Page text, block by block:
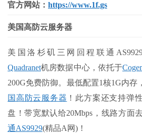
官方网站： https://www.1f.gs
美国高防云服务器
美国洛杉矶三网回程联通
Quadranet机房数据中心，依托于
200G免费防御。最低配置1核1G内存
国高防云服务器 ！此方案还支持弹
盘！带宽默认给20Mbps，线路方面
通AS9929(精品A网)！